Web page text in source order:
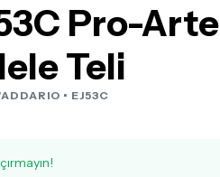
Pro-Arte
Teli
• EJ53C